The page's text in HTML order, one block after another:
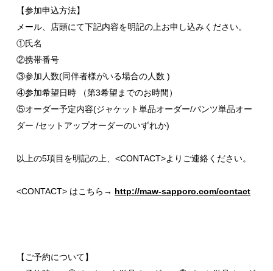
【参加申込方法】
メール、店頭にて下記内容を明記の上お申し込みください。
①氏名
②携帯番号
③参加人数(同伴者様がいる場合の人数 )
④参加希望日時 （第3希望までのお時間）
⑤オーダー予定内容(ジャケット単品オーダー/パンツ単品オー
ダー /セットアップオーダーのいずれか)
以上の5項目を明記の上、 <CONTACT>よりご連絡ください。
<CONTACT> はこちら → http://maw-sapporo.com/contact
【ご予約について】